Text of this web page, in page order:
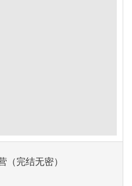
完结无密）